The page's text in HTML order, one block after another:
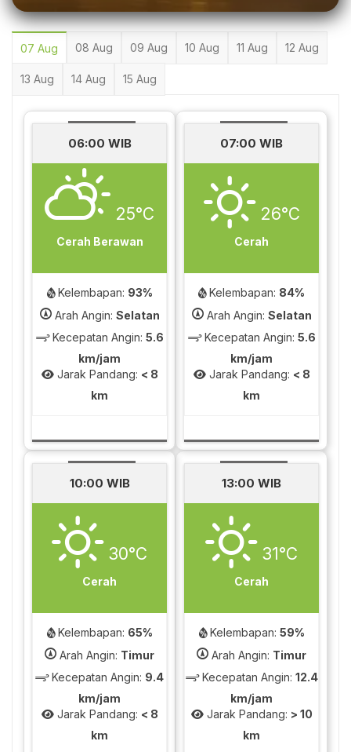
07 Aug 08 Aug 09 Aug 10 Aug 11 Aug 12 Aug
13 Aug 14 Aug 15 Aug
06:00 WIB
25°C
Cerah Berawan
Kelembapan: 93%
Arah Angin: Selatan
Kecepatan Angin: 5.6
km/jam
Jarak Pandang: < 8
km
07:00 WIB
26°C
Cerah
Kelembapan: 84%
Arah Angin: Selatan
Kecepatan Angin: 5.6
km/jam
Jarak Pandang: < 8
km
10:00 WIB
30°C
Cerah
Kelembapan: 65%
Arah Angin: Timur
Kecepatan Angin: 9.4
km/jam
Jarak Pandang: < 8
km
13:00 WIB
31°C
Cerah
Kelembapan: 59%
Arah Angin: Timur
Kecepatan Angin: 12.4
km/jam
Jarak Pandang: > 10
km